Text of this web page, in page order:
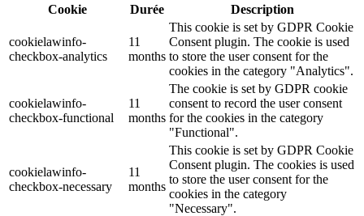
Cookie
Durée Description
cookielawinfo-
checkbox-analytics
11
months
This cookie is set by GDPR Cookie
Consent plugin. The cookie is used
to store the user consent for the
cookies in the category "Analytics".
cookielawinfo-
checkbox-functional
11
months
The cookie is set by GDPR cookie
consent to record the user consent
for the cookies in the category
"Functional".
cookielawinfo-
checkbox-necessary
11
months
This cookie is set by GDPR Cookie
Consent plugin. The cookies is used
to store the user consent for the
cookies in the category
"Necessary".